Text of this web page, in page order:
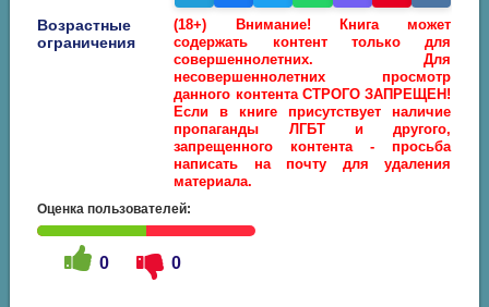
Возрастные
ограничения
(18+) Внимание! Книга может
содержать контент только для
совершеннолетних. Для
несовершеннолетних просмотр
данного контента СТРОГО ЗАПРЕЩЕН!
Если в книге присутствует наличие
пропаганды ЛГБТ и другого,
запрещенного контента - просьба
написать на почту для удаления
материала.
Оценка пользователей:
0 0